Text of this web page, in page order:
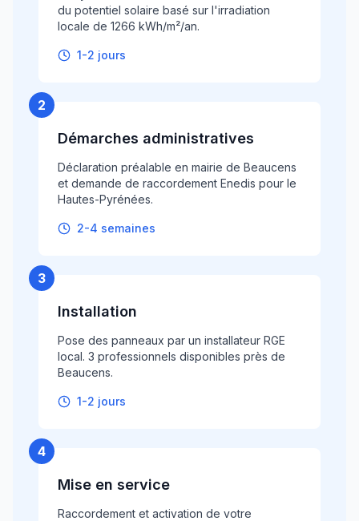
du potentiel solaire basé sur l'irradiation
locale de 1266 kWh/m²/an.
1-2 jours
2
Démarches administratives
Déclaration préalable en mairie de Beaucens
et demande de raccordement Enedis pour le
Hautes-Pyrénées.
2-4 semaines
3
Installation
Pose des panneaux par un installateur RGE
local. 3 professionnels disponibles près de
Beaucens.
1-2 jours
4
Mise en service
Raccordement et activation de votre